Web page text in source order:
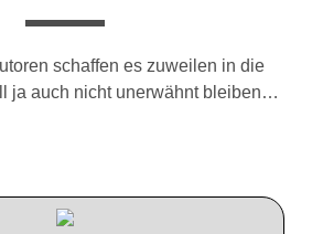
schaffen es zuweilen in die
ja auch nicht unerwähnt bleiben…